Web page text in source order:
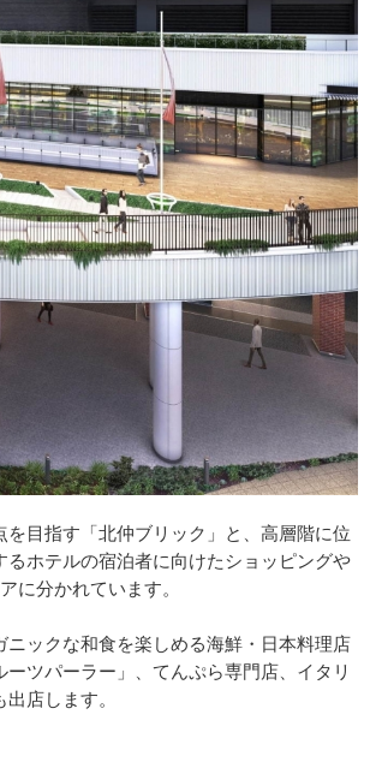
を目指す「北仲ブリック」と、高層階に位
ホテルの宿泊者に向けたショッピングや
に分かれています。
ニックな和食を楽しめる海鮮・日本料理店
ツパーラー」、てんぷら専門店、イタリ
店します。